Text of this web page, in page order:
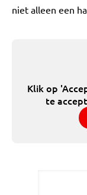
niet alleen een
Klik op
te